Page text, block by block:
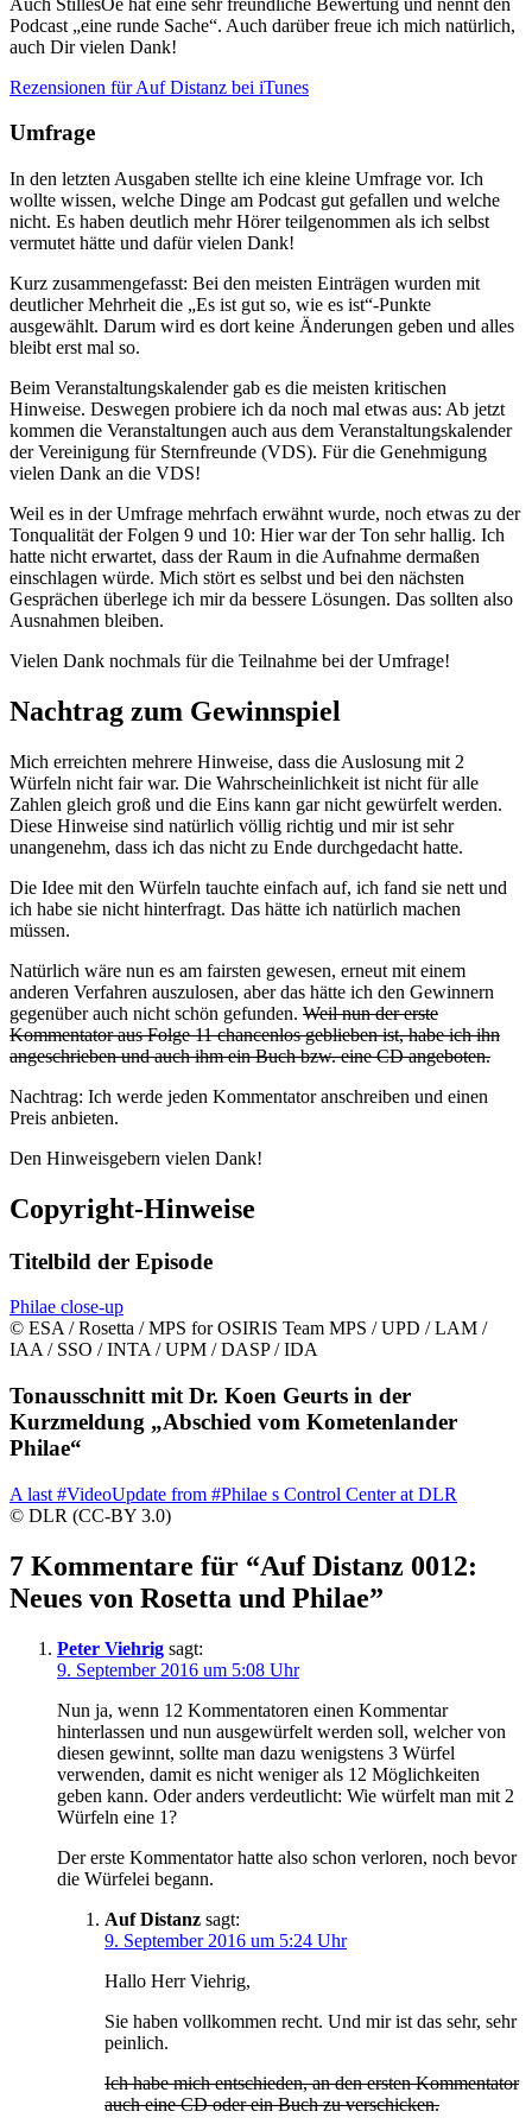
Podcast „eine runde Sache“. Auch darüber freue ich mich natürlich,
auch Dir vielen Dank!
Rezensionen für Auf Distanz bei iTunes
Umfrage
In den letzten Ausgaben stellte ich eine kleine Umfrage vor. Ich
wollte wissen, welche Dinge am Podcast gut gefallen und welche
nicht. Es haben deutlich mehr Hörer teilgenommen als ich selbst
vermutet hätte und dafür vielen Dank!
Kurz zusammengefasst: Bei den meisten Einträgen wurden mit
deutlicher Mehrheit die „Es ist gut so, wie es ist“-Punkte
ausgewählt. Darum wird es dort keine Änderungen geben und alles
bleibt erst mal so.
Beim Veranstaltungskalender gab es die meisten kritischen
Hinweise. Deswegen probiere ich da noch mal etwas aus: Ab jetzt
kommen die Veranstaltungen auch aus dem Veranstaltungskalender
der Vereinigung für Sternfreunde (VDS). Für die Genehmigung
vielen Dank an die VDS!
Weil es in der Umfrage mehrfach erwähnt wurde, noch etwas zu der
Tonqualität der Folgen 9 und 10: Hier war der Ton sehr hallig. Ich
hatte nicht erwartet, dass der Raum in die Aufnahme dermaßen
einschlagen würde. Mich stört es selbst und bei den nächsten
Gesprächen überlege ich mir da bessere Lösungen. Das sollten also
Ausnahmen bleiben.
Vielen Dank nochmals für die Teilnahme bei der Umfrage!
Nachtrag zum Gewinnspiel
Mich erreichten mehrere Hinweise, dass die Auslosung mit 2
Würfeln nicht fair war. Die Wahrscheinlichkeit ist nicht für alle
Zahlen gleich groß und die Eins kann gar nicht gewürfelt werden.
Diese Hinweise sind natürlich völlig richtig und mir ist sehr
unangenehm, dass ich das nicht zu Ende durchgedacht hatte.
Die Idee mit den Würfeln tauchte einfach auf, ich fand sie nett und
ich habe sie nicht hinterfragt. Das hätte ich natürlich machen
müssen.
Natürlich wäre nun es am fairsten gewesen, erneut mit einem
anderen Verfahren auszulosen, aber das hätte ich den Gewinnern
gegenüber auch nicht schön gefunden. Weil nun der erste
Kommentator aus Folge 11 chancenlos geblieben ist, habe ich ihn
angeschrieben und auch ihm ein Buch bzw. eine CD angeboten.
Nachtrag: Ich werde jeden Kommentator anschreiben und einen
Preis anbieten.
Den Hinweisgebern vielen Dank!
Copyright-Hinweise
Titelbild der Episode
Philae close-up
© ESA / Rosetta / MPS for OSIRIS Team MPS / UPD / LAM /
IAA / SSO / INTA / UPM / DASP / IDA
Tonausschnitt mit Dr. Koen Geurts in der
Kurzmeldung „Abschied vom Kometenlander
Philae“
A last #VideoUpdate from #Philae s Control Center at DLR
© DLR (CC-BY 3.0)
7 Kommentare für “Auf Distanz 0012:
Neues von Rosetta und Philae”
Peter Viehrig sagt:
9. September 2016 um 5:08 Uhr
Nun ja, wenn 12 Kommentatoren einen Kommentar
hinterlassen und nun ausgewürfelt werden soll, welcher von
diesen gewinnt, sollte man dazu wenigstens 3 Würfel
verwenden, damit es nicht weniger als 12 Möglichkeiten
geben kann. Oder anders verdeutlicht: Wie würfelt man mit 2
Würfeln eine 1?
Der erste Kommentator hatte also schon verloren, noch bevor
die Würfelei begann.
Auf Distanz sagt:
9. September 2016 um 5:24 Uhr
Hallo Herr Viehrig,
Sie haben vollkommen recht. Und mir ist das sehr, sehr
peinlich.
Ich habe mich entschieden, an den ersten Kommentator
auch eine CD oder ein Buch zu verschicken.